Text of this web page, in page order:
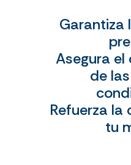
Garantiza
Asegura
de
Refuerza
tu